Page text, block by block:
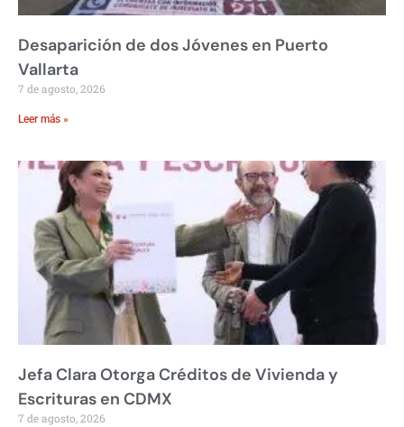
Desaparición de dos Jóvenes en Puerto
Vallarta
7 de agosto, 2026
Leer más »
Jefa Clara Otorga Créditos de Vivienda y
Escrituras en CDMX
7 de agosto, 2026